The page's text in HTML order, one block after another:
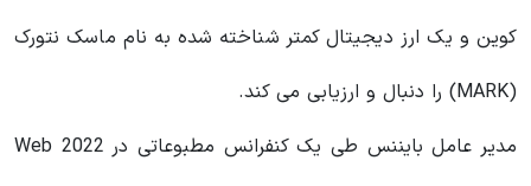
کوین و یک ارز دیجیتال کمتر شناخته شده به نام ماسک نتورک
(MARK) را دنبال و ارزیابی می‌ کند.
مدیر عامل بایننس طی یک کنفرانس مطبوعاتی در 2022 Web